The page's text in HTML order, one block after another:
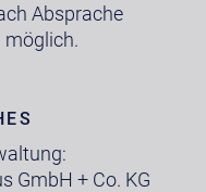
Absprache
möglich.
GmbH + Co. KG